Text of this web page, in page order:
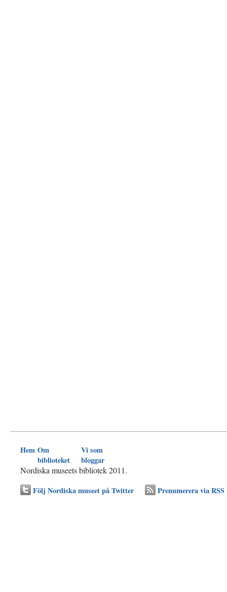
Hem Om
biblioteket
Vi som
bloggar
Nordiska museets bibliotek 2011.
Följ Nordiska museet på Twitter
Prenumerera via RSS